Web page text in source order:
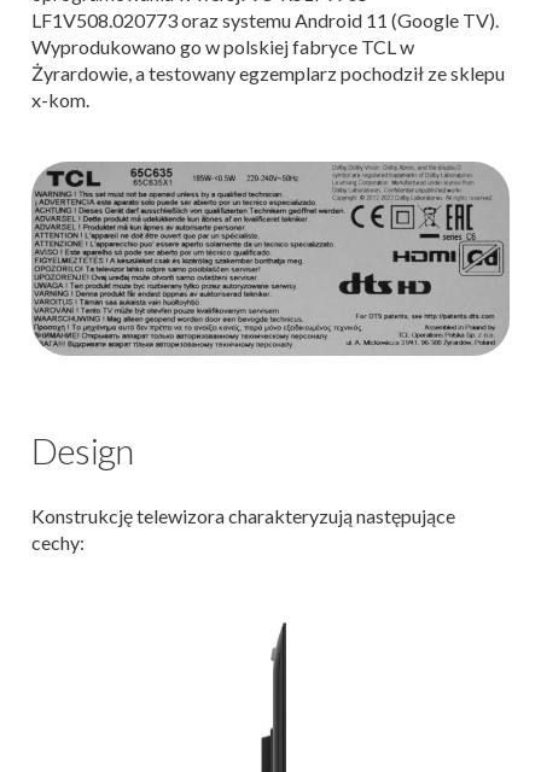
LF1V508.020773 oraz systemu Android 11 (Google TV).
Wyprodukowano go w polskiej fabryce TCL w
Żyrardowie, a testowany egzemplarz pochodził ze sklepu
x-kom.
Design
Konstrukcję telewizora charakteryzują następujące
cechy: